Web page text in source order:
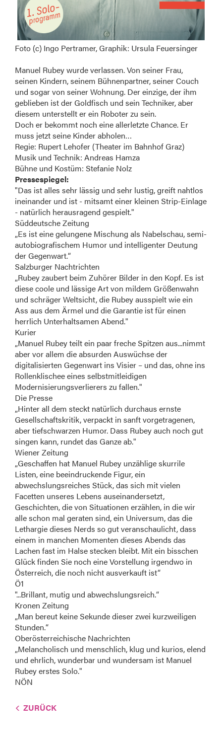
Foto (c) Ingo Pertramer, Graphik: Ursula Feuersinger
Manuel Rubey wurde verlassen. Von seiner Frau,
seinen Kindern, seinem Bühnenpartner, seiner Couch
und sogar von seiner Wohnung. Der einzige, der ihm
geblieben ist der Goldfisch und sein Techniker, aber
diesem unterstellt er ein Roboter zu sein.
Doch er bekommt noch eine allerletzte Chance. Er
muss jetzt seine Kinder abholen…
Regie: Rupert Lehofer (Theater im Bahnhof Graz)
Musik und Technik: Andreas Hamza
Bühne und Kostüm: Stefanie Nolz
Pressespiegel:
"Das ist alles sehr lässig und sehr lustig, greift nahtlos
ineinander und ist - mitsamt einer kleinen Strip-Einlage
- natürlich herausragend gespielt."
Süddeutsche Zeitung
„Es ist eine gelungene Mischung als Nabelschau, semi-
autobiografischem Humor und intelligenter Deutung
der Gegenwart.“
Salzburger Nachtrichten
„Rubey zaubert beim Zuhörer Bilder in den Kopf. Es ist
diese coole und lässige Art von mildem Größenwahn
und schräger Weltsicht, die Rubey ausspielt wie ein
Ass aus dem Ärmel und die Garantie ist für einen
herrlich Unterhaltsamen Abend."
Kurier
„Manuel Rubey teilt ein paar freche Spitzen aus...nimmt
aber vor allem die absurden Auswüchse der
digitalisierten Gegenwart ins Visier – und das, ohne ins
Rollenklischee eines selbstmitleidigen
Modernisierungsverlierers zu fallen."
Die Presse
„Hinter all dem steckt natürlich durchaus ernste
Gesellschaftskritik, verpackt in sanft vorgetragenen,
aber tiefschwarzen Humor. Dass Rubey auch noch gut
singen kann, rundet das Ganze ab."
Wiener Zeitung
„Geschaffen hat Manuel Rubey unzählige skurrile
Listen, eine beeindruckende Figur, ein
abwechslungsreiches Stück, das sich mit vielen
Facetten unseres Lebens auseinandersetzt,
Geschichten, die von Situationen erzählen, in die wir
alle schon mal geraten sind, ein Universum, das die
Lethargie dieses Nerds so gut veranschaulicht, dass
einem in manchen Momenten dieses Abends das
Lachen fast im Halse stecken bleibt. Mit ein bisschen
Glück finden Sie noch eine Vorstellung irgendwo in
Österreich, die noch nicht ausverkauft ist“
Ö1
"...Brillant, mutig und abwechslungsreich.“
Kronen Zeitung
„Man bereut keine Sekunde dieser zwei kurzweiligen
Stunden.“
Oberösterreichische Nachrichten
„Melancholisch und menschlich, klug und kurios, elend
und ehrlich, wunderbar und wundersam ist Manuel
Rubey erstes Solo."
NÖN
ZURÜCK